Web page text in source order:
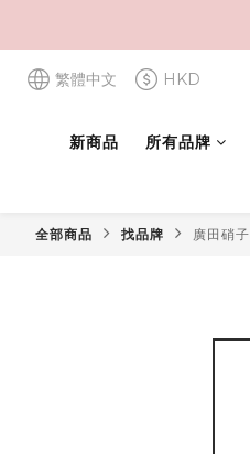
繁體中文 HKD
新商品 所有品牌
全部商品 找品牌 廣田硝子